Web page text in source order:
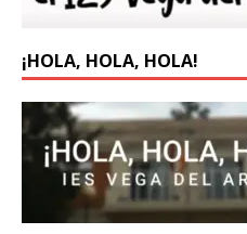
¡HOLA, HOLA, HOLA!